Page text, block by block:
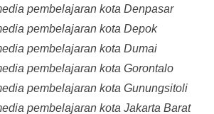
pembelajaran kota Denpasar
pembelajaran kota Depok
pembelajaran kota Dumai
pembelajaran kota Gorontalo
pembelajaran kota Gunungsitoli
pembelajaran kota Jakarta Barat